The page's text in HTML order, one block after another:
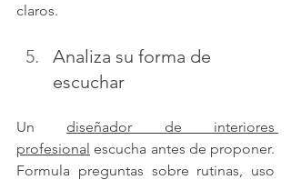
claros.
Analiza su forma de
escuchar
Un diseñador de interiores
profesional escucha antes de proponer.
Formula preguntas sobre rutinas, uso